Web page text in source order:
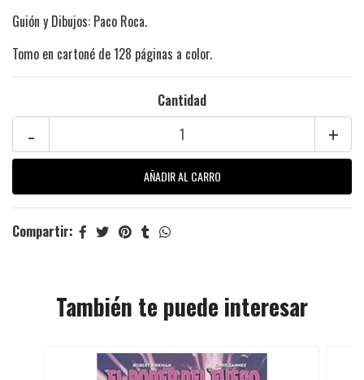
Guión y Dibujos: Paco Roca.
Tomo en cartoné de 128 páginas a color.
Cantidad
+
-
Compartir:
También te puede interesar